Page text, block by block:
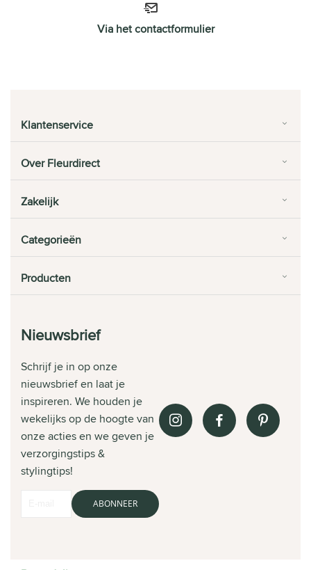
Via het contactformulier
Klantenservice
Over Fleurdirect
Zakelijk
Categorieën
Producten
Nieuwsbrief
Schrijf je in op onze
nieuwsbrief en laat je
inspireren. We houden je
wekelijks op de hoogte van
onze acties en we geven je
verzorgingstips &
stylingtips!
ABONNEER